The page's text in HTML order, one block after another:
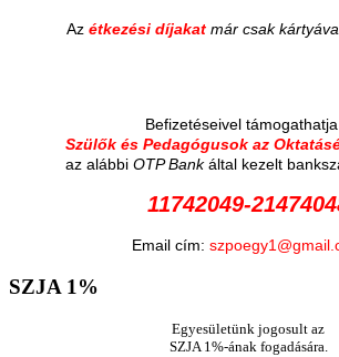
Az étkezési díjakat már csak
Befizetéseivel
Szülők és Pedagógusok az
az alábbi OTP Bankáltal kezelt
11742049-
Email cím:
SZJA1%
Egyesületünk jogosult az
SZJA 1%-ának fogadására.